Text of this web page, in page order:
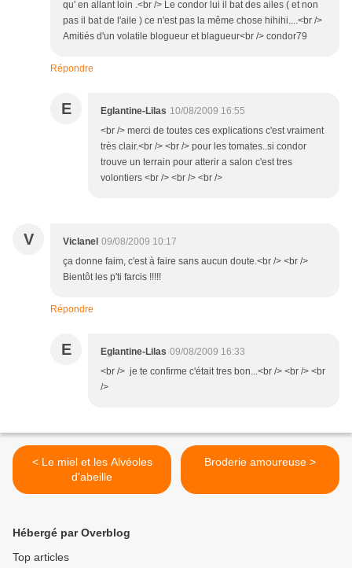
qu' en allant loin .<br /> Le condor lui il bat des ailes ( et non
pas il bat de l'aile ) ce n'est pas la même chose hihihi....<br />
Amitiés d'un volatile blogueur et blagueur<br /> condor79
Répondre
E Eglantine-Lilas 10/08/2009 16:55
<br /> merci de toutes ces explications c'est vraiment
très clair.<br /> <br /> pour les tomates..si condor
trouve un terrain pour atterir a salon c'est tres
volontiers <br /> <br /> <br />
V Viclanel 09/08/2009 10:17
ça donne faim, c'est à faire sans aucun doute.<br /> <br />
Bientôt les p'ti farcis !!!!!
Répondre
E Eglantine-Lilas 09/08/2009 16:33
<br /> je te confirme c'était tres bon...<br /> <br /> <br
/>
< Le miel et les Alvéoles
d'abeille
Broderie amoureuse >
Hébergé par Overblog
Top articles